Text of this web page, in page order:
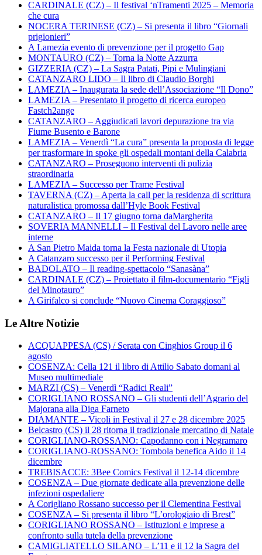
CARDINALE (CZ) – Il festival ‘nTramenti 2025 – Memoria
che cura
NOCERA TERINESE (CZ) – Si presenta il libro “Giornali
prigionieri”
A Lamezia evento di prevenzione per il progetto Gap
MONTAURO (CZ) – Torna la Notte Azzurra
GIZZERIA (CZ) – La Sagra Patati, Pipi e Mulingiani
CATANZARO LIDO – Il libro di Claudio Borghi
LAMEZIA – Inaugurata la sede dell’Associazione “Il Dono”
LAMEZIA – Presentato il progetto di ricerca europeo
Fastch2ange
CATANZARO – Aggiudicati lavori depurazione tra via
Fiume Busento e Barone
LAMEZIA – Venerdì “La cura” presenta la proposta di legge
per trasformare in spoke gli ospedali montani della Calabria
CATANZARO – Proseguono interventi di pulizia
straordinaria
LAMEZIA – Successo per Trame Festival
TAVERNA (CZ) – Aperta la call per la residenza di scrittura
naturalistica promossa dall’Hyle Book Festival
CATANZARO – Il 17 giugno torna daMargherita
SOVERIA MANNELLI – Il Festival del Lavoro nelle aree
interne
A San Pietro Maida torna la Festa nazionale di Utopia
A Catanzaro successo per il Performing Festival
BADOLATO – Il reading-spettacolo “Sanasàna”
CARDINALE (CZ) – Proiettato il film-documentario “Figli
del Minotauro”
A Girifalco si conclude “Nuovo Cinema Coraggioso”
Le Altre Notizie
ACQUAPPESA (CS) / Serata con Cinghios Group il 6
agosto
COSENZA: Cella 121 il libro di Attilio Sabato domani al
Museo multimediale
MARZI (CS) – Venerdì “Radici Reali”
CORIGLIANO ROSSANO – Gli studenti dell’Agrario del
Majorana alla Diga Farneto
DIAMANTE – Vicoli in Festival il 27 e 28 dicembre 2025
Belcastro (CS) il 28 ritorna il tradizionale mercatino di Natale
CORIGLIANO-ROSSANO: Capodanno con i Negramaro
CORIGLIANO-ROSSANO: Tombola benefica Aido il 14
dicembre
TREBISACCE: 3Bee Comics Festival il 12-14 dicembre
COSENZA – Due giornate dedicate alla prevenzione delle
infezioni ospedaliere
A Corigliano Rossano successo per il Clementina Festival
COSENZA – Si presenta il libro “L’orologiaio di Brest”
CORIGLIANO ROSSANO – Istituzioni e imprese a
confronto sulla tutela della prevenzione
CAMIGLIATELLO SILANO – L’11 e il 12 la Sagra del